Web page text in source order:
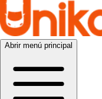
Abrir menú principal